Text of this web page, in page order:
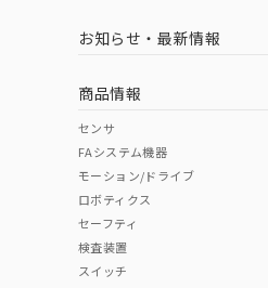
中国 RoHS 注意事項・凡例
中国 RoHS表
Pb Hg
お知らせ・最新情報
商品情報
センサ
FAシステム機器
モーション/ドライブ
ロボティクス
セーフティ
検査装置
スイッチ